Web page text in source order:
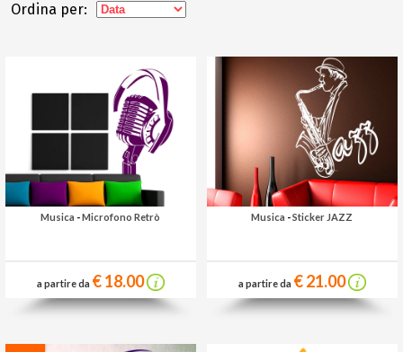
Ordina per:
Musica -Microfono Retrò
a partire da € 18.00
Musica -Sticker JAZZ
a partire da € 21.00